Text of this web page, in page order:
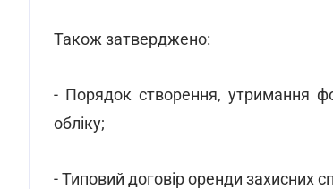
Також затверджено:
- Порядок створення, утримання
обліку;
- Типовий договір оренди захисних